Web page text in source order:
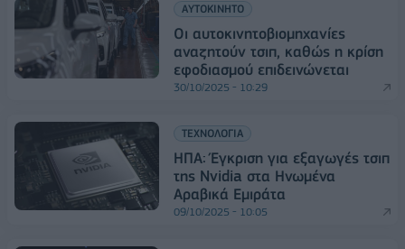
ΑΥΤΟΚΙΝΗΤΟ
Οι αυτοκινητοβιομηχανίες
αναζητούν τσιπ, καθώς η κρίση
εφοδιασμού επιδεινώνεται
30/10/2025 - 10:29
ΤΕΧΝΟΛΟΓΙΑ
ΗΠΑ: Έγκριση για εξαγωγές τσιπ
της Nvidia στα Ηνωμένα
Αραβικά Εμιράτα
09/10/2025 - 10:05